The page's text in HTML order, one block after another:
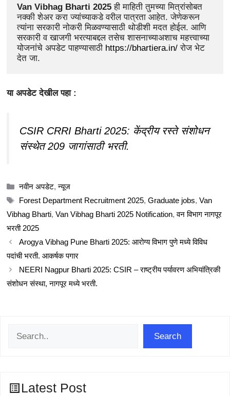
Van Vibhag Bharti 2025 ही माहिती तुमच्या मित्रांसोबत
नक्की शेअर करा ज्यांच्याकडे वरील पात्रता आहेत. जेणेकरून
त्यांना सरकारी नोकरी मिळवण्यासाठी थोडीशी मदत होईल. आणि
सरकारी व खाजगी भरत्याबद्दल तसेच शासनाच्याअशाच महत्त्वाच्या
योजनांचे अपडेट पाहण्यासाठी https://bhartiera.in/ रोज भेट
देत जा.
या अपडेट देखील पहा :
CSIR CRRI Bharti 2025: केंद्रीय रस्ते संशोधन
संस्थेत 209 जागांसाठी भरती.
Categories
नवीन अपडेट,न्यूज
Tags
Forest Department Recruitment 2025, Graduate jobs, Van
Vibhag Bharti, Van Vibhag Bharti 2025 Notification,वन विभाग नागपूर
भरती 2025
Arogya Vibhag Pune Bharti 2025: आरोग्य विभाग पुणे मध्ये विविध
पदांची भरती. आकर्षक पगार
NEERI Nagpur Bharti 2025: CSIR – राष्ट्रीय पर्यावरण अभियांत्रिकी
संशोधन संस्था, नागपूर मध्ये भरती.
Search
Latest Post